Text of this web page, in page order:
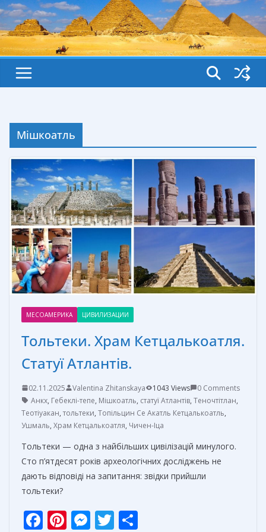
Мішкоатль
МЕСОАМЕРИКА ЦИВИЛИЗАЦИИ
Тольтеки. Храм Кетцалькоатля.
Статуї Атлантів.
02.11.2025 Valentina Zhitanskaya 1043 Views
0 Comments
Анкх, Гебеклі-тепе, Мішкоатль, статуї Атлантів, Теночтітлан,
Теотіуакан, тольтеки, Топільцин Се Акатль Кетцалькоатль,
Ушмаль, Храм Кетцалькоатля, Чичен-Іца
Тольтеки — одна з найбільших цивілізацій минулого.
Сто п’ятдесят років археологічних досліджень не
дають відповіді на запитання: звідки прийшли
тольтеки?
F Pi M T